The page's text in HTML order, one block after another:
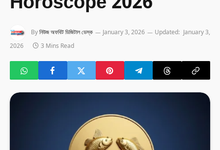
Byনিউজ অফবিট ডিজিটাল ডেস্ক January 3, 2026 Updated: January 3,
2026
3 Mins Read